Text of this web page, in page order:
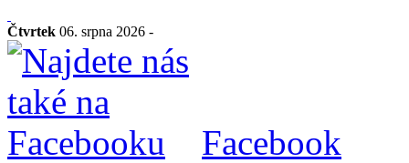
Čtvrtek 06. srpna 2026 -
Facebook